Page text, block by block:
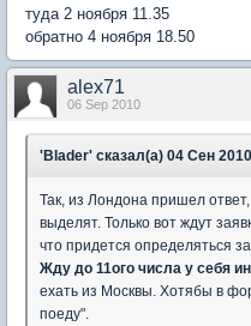
туда 2 ноября 11.35
обратно 4 ноября 18.50
alex71
06 Sep 2010
'Blader' сказал(а) 04 Сен
Так, из Лондона пришел
выделят. Только вот ждут
что придется определяться
Жду до 11ого числа у себя
ехать из Москвы. Хотябы в
поеду".